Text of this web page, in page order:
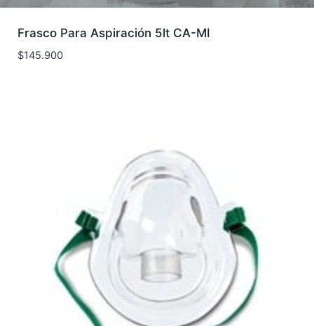
Frasco Para Aspiración 5lt CA-MI
$145.900